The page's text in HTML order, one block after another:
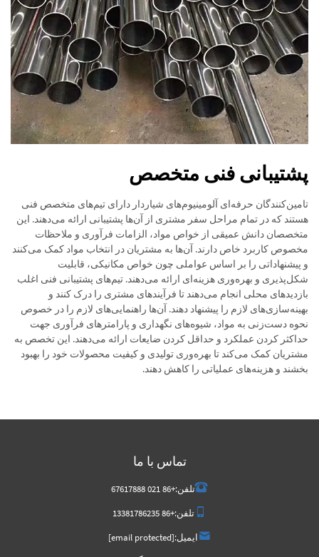
پشتیبانی فنی متخصص
تامین‌کنندگان حرفه‌ای آلومینیوم‌های شیاردار دارای تیم‌های متخصص فنی
هستند که در تمام مراحل سفر مشتری از آن‌ها پشتیبانی ارائه می‌دهند. این
متخصصان دانش عمیقی از خواص مواد، الزامات فرآوری و ملاحظات
مخصوص کاربرد خاص دارند. آن‌ها به مشتریان در انتخاب مواد کمک می‌کنند
و پیشنهاداتی را بر اساس عواملی چون خواص مکانیکی، قابلیت
شکل‌پذیری و بهره‌وری هزینه‌ای ارائه می‌دهند. تیم‌های پشتیبانی فنی اغلب
بازدیدهای محلی انجام می‌دهند تا فرآیندهای مشتری را درک کنند و
بهینه‌سازی‌های لازم را پیشنهاد دهند. آن‌ها راهنمایی‌های لازم را در خصوص
نحوه دست‌زنی به مواد، شیوه‌های نگهداری و پارامترهای فرآوری جهت
حداکثر کردن عملکرد و حداقل کردن ضایعات ارائه می‌دهند. این تخصص به
مشتریان کمک می‌کند تا بهره‌وری تولیدی و کیفیت محصولات خود را بهبود
بخشند و هزینه‌های عملیاتی را کاهش دهند.
تماس با ما
تلفن:+86 021 67617888
تلفن:+86 13381786235
ایمیل:[email protected]